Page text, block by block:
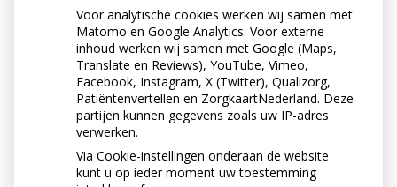
4. Duw de tandenstoker drie keer stevig tussen de
tanden en kiezen. Vergroot het raakvlak met de tand
door daarbij van richting te veranderen (X-figuur).
Voor analytische cookies werken wij samen met
Matomo en Google Analytics. Voor externe
inhoud werken wij samen met Google (Maps,
Translate en Reviews), YouTube, Vimeo,
Facebook, Instagram, X (Twitter), Qualizorg,
Patiëntenvertellen en ZorgkaartNederland. Deze
partijen kunnen gegevens zoals uw IP-adres
verwerken.
Via Cookie-instellingen onderaan de website
kunt u op ieder moment uw toestemming